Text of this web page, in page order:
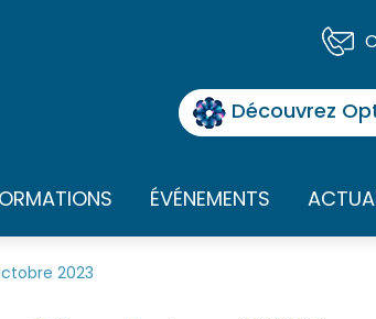
Découvrez
ÉVÉNEMENTS
2023